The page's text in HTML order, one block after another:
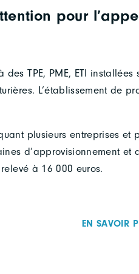
pour
des TPE, PME, ETI
L’établissement de
plusieurs entreprises et
d’approvisionnement
à 16 000 euros.
EN SAVOIR